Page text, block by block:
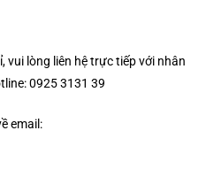
vui lòng liên hệ trực tiếp với nhân
0925 3131 39
email: